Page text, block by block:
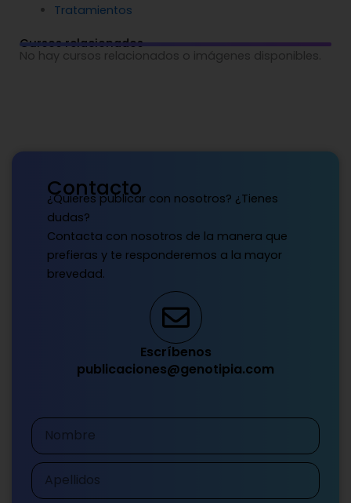
Tratamientos
Cursos relacionados
No hay cursos relacionados o imágenes disponibles.
Contacto
¿Quieres publicar con nosotros? ¿Tienes
dudas?
Contacta con nosotros de la manera que
prefieras y te responderemos a la mayor
brevedad.
Escríbenos
publicaciones@genotipia.com
Nombre
Apellidos